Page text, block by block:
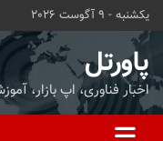
محتوا
بروید
یکشنبه - 9 آگوست 2026
پاورتل
اخبار فناوری، اپ بازار،